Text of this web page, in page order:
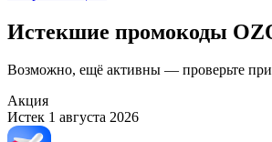
Истекшие промокоды
Возможно, ещё активны — проверьте
Акция
Истек 1 августа 2026